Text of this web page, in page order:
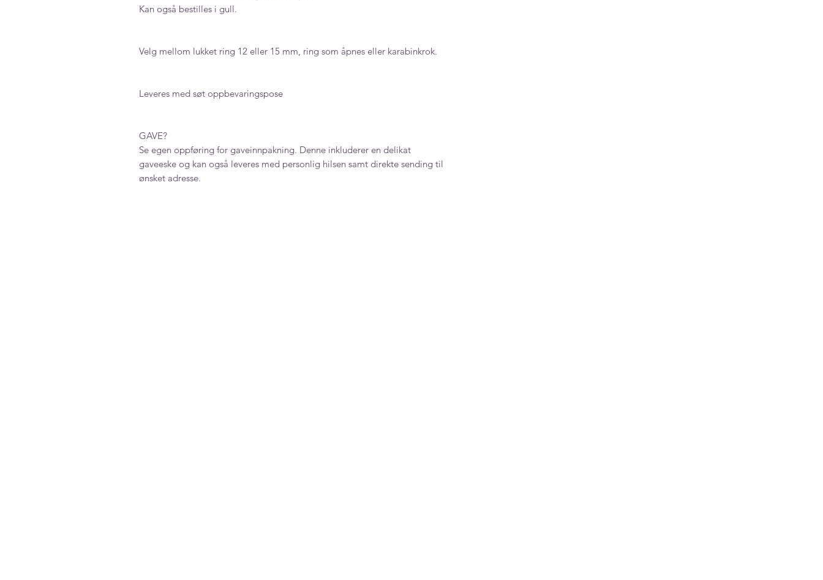
Kan også bestilles i gull.
Velg mellom lukket ring 12 eller 15 mm, ring som åpnes eller karabinkrok.
Leveres med søt oppbevaringspose
GAVE?
Se egen oppføring for gaveinnpakning. Denne inkluderer en delikat
gaveeske og kan også leveres med personlig hilsen samt direkte sending til
ønsket adresse.